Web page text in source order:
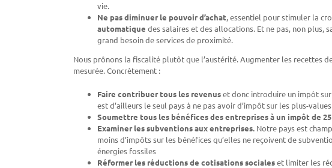
vie.
Ne pas diminuer le pouvoir d’achat, essentiel pour stimuler la
automatique des salaires et des allocations. Et ne pas, non plus,
grand besoin de services de proximité.
Nous prônons la fiscalité plutôt que l’austérité. Augmenter les recettes
mesurée. Concrètement :
Faire contribuer tous les revenuset donc introduire un impôt
est d’ailleurs le seul pays à ne pas avoir d’impôt sur les plus-
Soumettre tous les bénéfices des entreprises à un impôt de
Examiner les subventions aux entreprises. Notre pays est
moins d’impôts sur les bénéfices qu’elles ne reçoivent de
énergies fossiles
Réformer les réductions de cotisations socialeset limiter les